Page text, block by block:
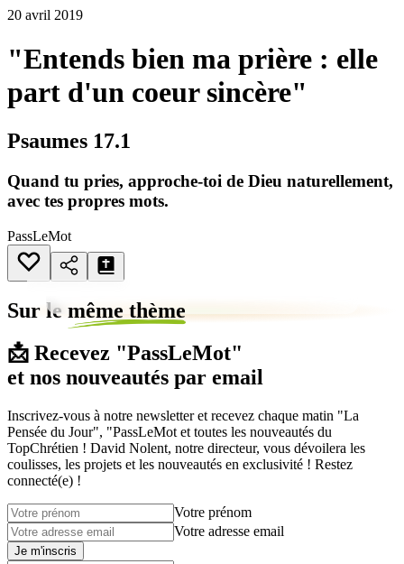
20 avril 2019
"Entends bien ma prière : elle
part d'un coeur sincère"
Psaumes 17.1
Quand tu pries, approche-toi de Dieu naturellement,
avec tes propres mots.
PassLeMot
Sur le même thème
📩 Recevez "PassLeMot"
et nos nouveautés par email
Inscrivez-vous à notre newsletter et recevez chaque matin "La
Pensée du Jour", "PassLeMot et toutes les nouveautés du
TopChrétien ! David Nolent, notre directeur, vous dévoilera les
coulisses, les projets et les nouveautés en exclusivité ! Restez
connecté(e) !
Votre prénom
Votre adresse email
Je m'inscris